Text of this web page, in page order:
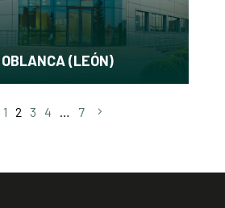
(LEÓN)
1 2 3 4 … 7